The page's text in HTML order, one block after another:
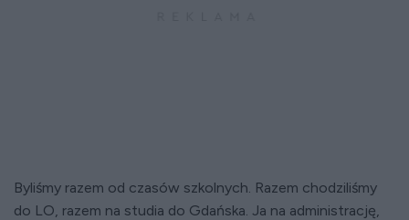
Byliśmy razem od czasów szkolnych. Razem chodziliśmy
do LO, razem na studia do Gdańska. Ja na administrację,